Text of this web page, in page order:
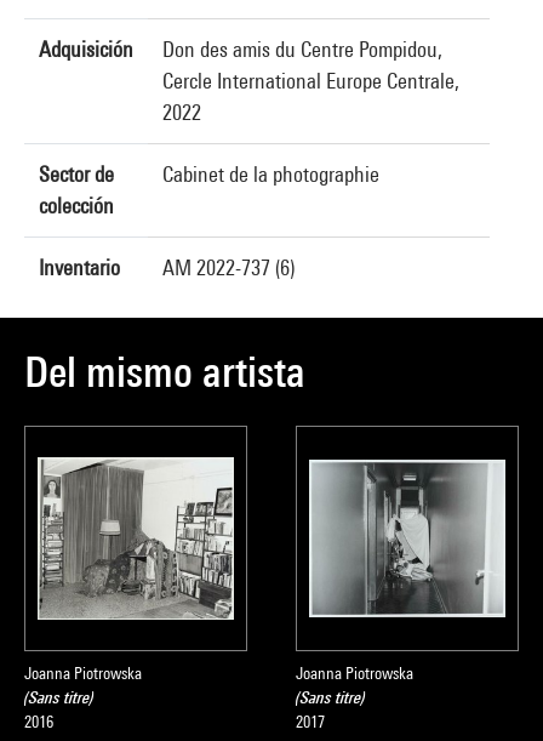
Adquisición
Don des amis du Centre Pompidou,
Cercle International Europe Centrale,
2022
Sector de
colección
Cabinet de la photographie
Inventario AM 2022-737 (6)
Del mismo artista
Joanna Piotrowska
(Sans titre)
2016
Joanna Piotrowska
(Sans titre)
2017